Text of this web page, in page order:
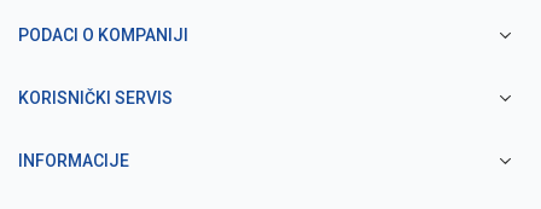
PODACI O KOMPANIJI
KORISNIČKI SERVIS
INFORMACIJE